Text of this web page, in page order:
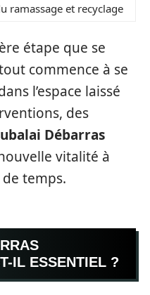
ramassage et recyclage
étape que se
commence à se
l’espace laissé
des
Débarras
vitalité à
temps.
IL ESSENTIEL ?